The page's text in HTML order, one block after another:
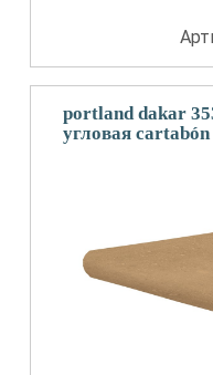
portland dakar
угловая